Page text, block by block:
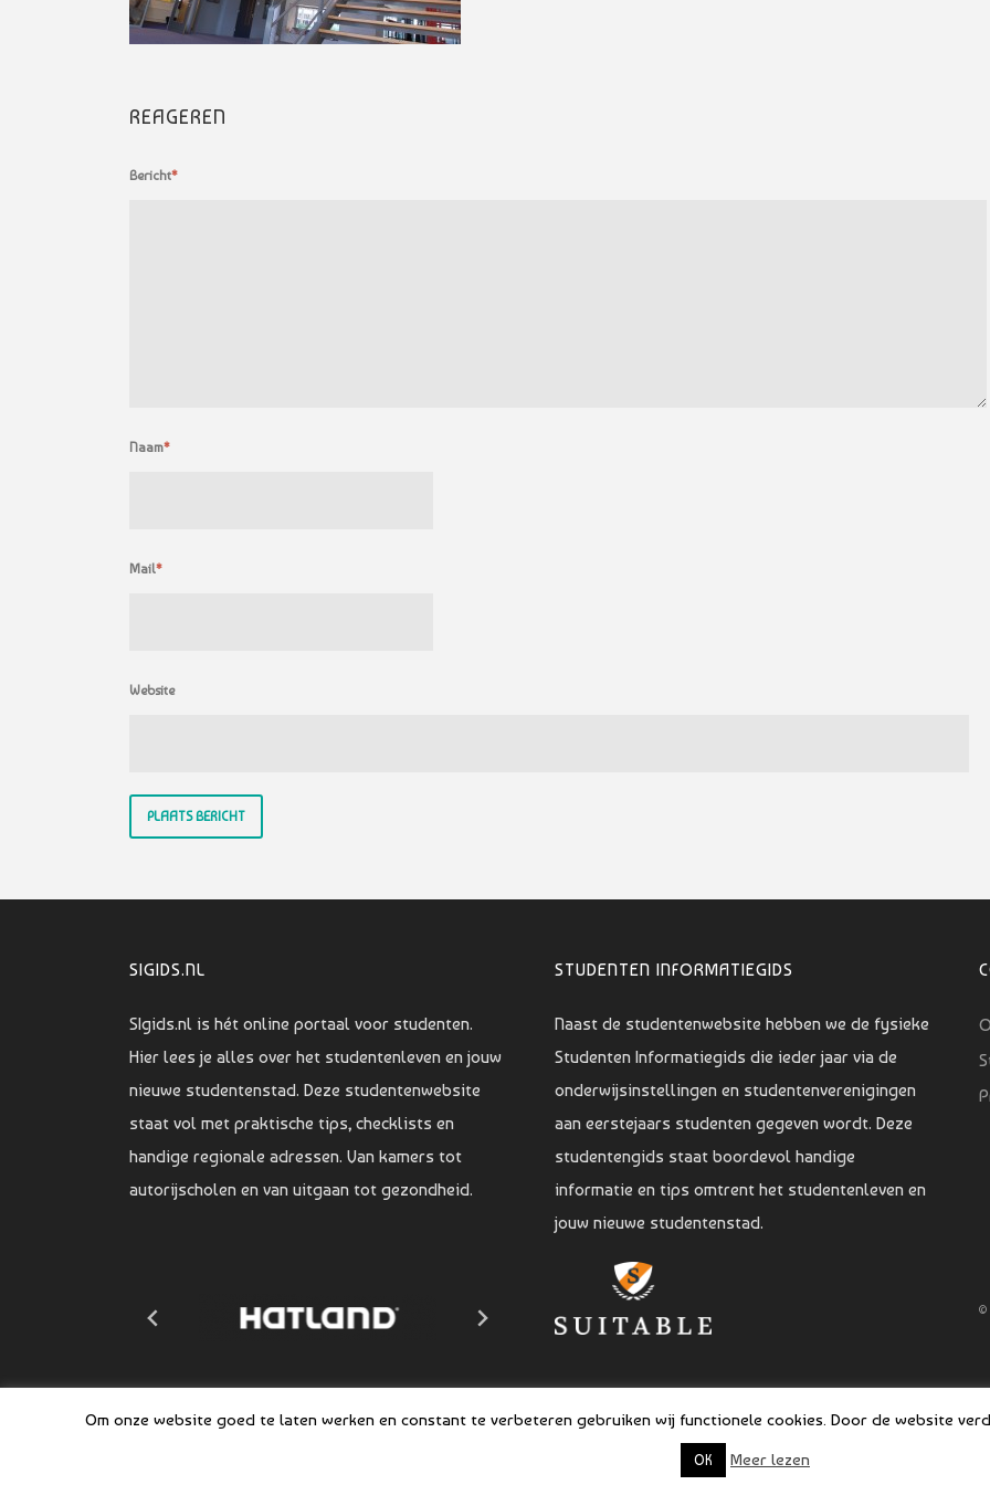
REAGEREN
Bericht*
Naam*
Mail*
Website
SIGIDS.NL
SIgids.nl is hét online portaal voor studenten.
Hier lees je alles over het studentenleven en jouw
nieuwe studentenstad. Deze studentenwebsite
staat vol met praktische tips, checklists en
handige regionale adressen. Van kamers tot
autorijscholen en van uitgaan tot gezondheid.
STUDENTEN INFORMATIEGIDS
Naast de studentenwebsite hebben we de fysieke
Studenten Informatiegids die ieder jaar via de
onderwijsinstellingen en studentenverenigingen
aan eerstejaars studenten gegeven wordt. Deze
studentengids staat boordevol handige
informatie en tips omtrent het studentenleven en
jouw nieuwe studentenstad.
©
Om onze website goed te laten werken en constant te verbeteren gebruiken wij functionele cookies. Door de website
OK Meer lezen